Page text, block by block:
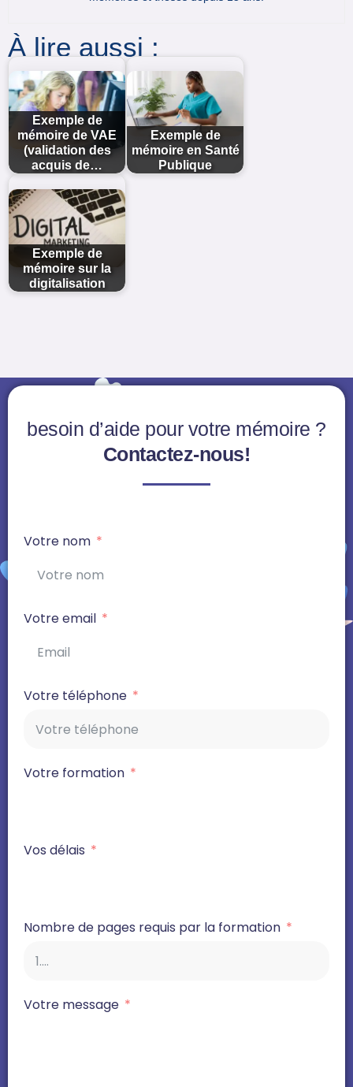
À lire aussi :
Exemple de
mémoire de VAE
(validation des
acquis de…
Exemple de
mémoire en Santé
Publique
Exemple de
mémoire sur la
digitalisation
besoin d’aide pour votre mémoire ?
Contactez-nous!
Votre nom
Votre email
Votre téléphone
Votre formation
Vos délais
Nombre de pages requis par la formation
Votre message